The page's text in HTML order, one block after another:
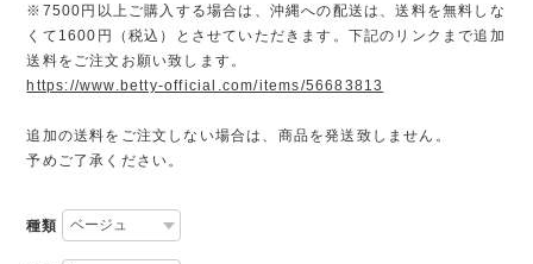
※7500円以上ご購入する場合は、沖縄への配送は、送料を無料しな
くて1600円（税込）とさせていただきます。下記のリンクまで追加
送料をご注文お願い致します。
https://www.betty-official.com/items/56683813
追加の送料をご注文しない場合は、商品を発送致しません。
予めご了承ください。
種類